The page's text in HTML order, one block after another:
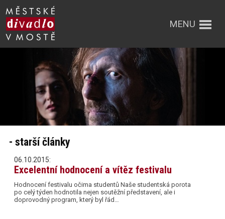
MENU
- starší články
06.10.2015:
Excelentní hodnocení a vítěz festivalu
Hodnocení festivalu očima studentů Naše studentská porota
po celý týden hodnotila nejen soutěžní představení, ale i
doprovodný program, který byl řád…